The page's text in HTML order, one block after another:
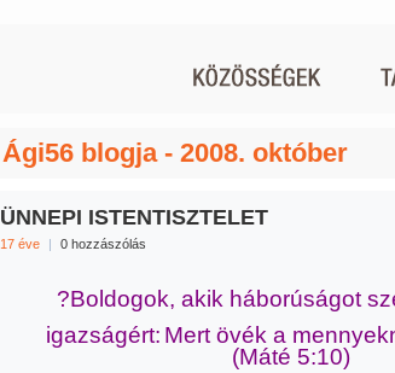
Ági56 blogja - 2008. október
ÜNNEPI ISTENTISZTELET
17 éve | 0 hozzászólás
?Boldogok, akik háborúságot
igazságért: Mert övék a
(Máté 5:10)